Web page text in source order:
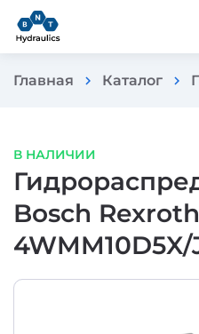
Главная chevron_right Каталог chevron_right
В НАЛИЧИИ
Bosch Rexroth
4WMM10D5X/